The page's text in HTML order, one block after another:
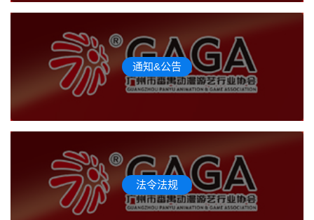
通知&公告
法令法规